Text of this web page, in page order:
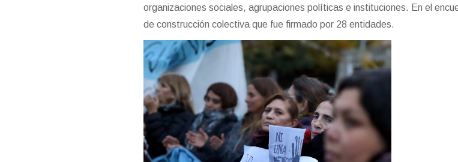
organizaciones sociales, agrupaciones políticas e instituciones. En el
de construcción colectiva que fue firmado por 28 entidades.